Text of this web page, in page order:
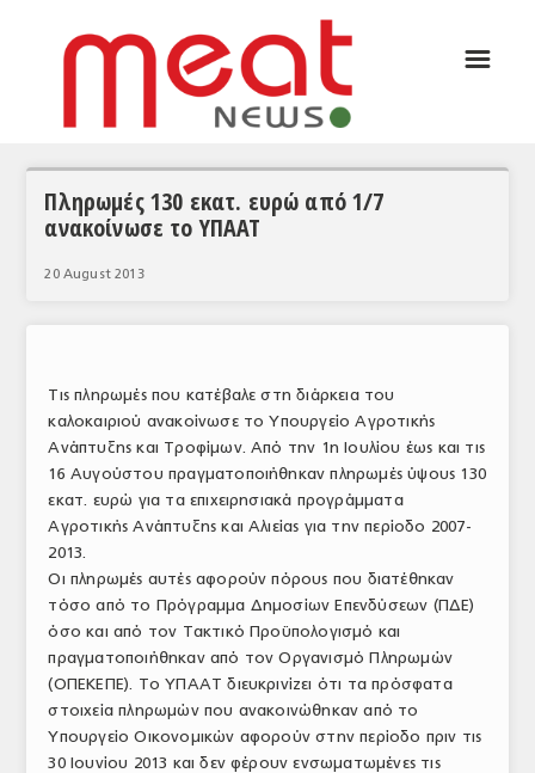
ΣΥΝΕΝΤΕΥΞΕΙΣ
ΘΕΜΑΤΑ
ΕΙΔΗΣΕΙΣ
ΕΥΡΩΠΑΪΚΕΣ ΑΠΟΦΑΣΕΙΣ
ΘΕΜΑΤΑ
ΑΝΑΛΥΣΕΙΣ
ΕΜΠΟΡΙΚΟΣ ΚΑΤΑΛΟΓΟΣ
ΠΑΡΑΓΩΓΗ & ΕΜΠΟΡΙΑ
ΣΦΑΓΕΙΑ
ΠΡΩΤΕΣ ΥΛΕΣ
☰
Πληρωμές 130 εκατ. ευρώ από 1/7
ανακοίνωσε το ΥΠΑΑΤ
20 August 2013
Τις πληρωμές που κατέβαλε στη διάρκεια του
καλοκαιριού ανακοίνωσε το Υπουργείο Αγροτικής
Ανάπτυξης και Τροφίμων. Από την 1η Ιουλίου έως και τις
16 Αυγούστου πραγματοποιήθηκαν πληρωμές ύψους 130
εκατ. ευρώ για τα επιχειρησιακά προγράμματα
Αγροτικής Ανάπτυξης και Αλιείας για την περίοδο 2007-
2013.
Οι πληρωμές αυτές αφορούν πόρους που διατέθηκαν
τόσο από το Πρόγραμμα Δημοσίων Επενδύσεων (ΠΔΕ)
όσο και από τον Τακτικό Προϋπολογισμό και
πραγματοποιήθηκαν από τον Οργανισμό Πληρωμών
(ΟΠΕΚΕΠΕ). Το ΥΠΑΑΤ διευκρινίζει ότι τα πρόσφατα
στοιχεία πληρωμών που ανακοινώθηκαν από το
Υπουργείο Οικονομικών αφορούν στην περίοδο πριν τις
30 Ιουνίου 2013 και δεν φέρουν ενσωματωμένες τις